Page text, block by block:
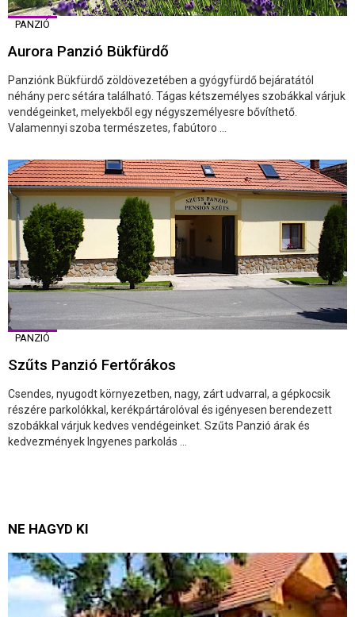
PANZIÓ
Aurora Panzió Bükfürdő
Panziónk Bükfürdő zöldövezetében a gyógyfürdő bejáratától
néhány perc sétára található. Tágas kétszemélyes szobákkal várjuk
vendégeinket, melyekből egy négyszemélyesre bővíthető.
Valamennyi szoba természetes, fabútoro ...
PANZIÓ
Szűts Panzió Fertőrákos
Csendes, nyugodt környezetben, nagy, zárt udvarral, a gépkocsik
részére parkolókkal, kerékpártárolóval és igényesen berendezett
szobákkal várjuk kedves vendégeinket. Szűts Panzió árak és
kedvezmények Ingyenes parkolás ...
NE HAGYD KI